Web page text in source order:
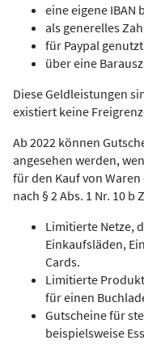
eine eigene IBAN
als generelles
für Paypal
über eine
Diese Geldleistungen
existiert keine
Ab 2022 können
angesehen werden,
für den Kauf von
nach § 2 Abs. 1 Nr. 10 b
Limitierte Netze,
Einkaufsläden,
Cards.
Limitierte
für einen
Gutscheine für
beispielsweise